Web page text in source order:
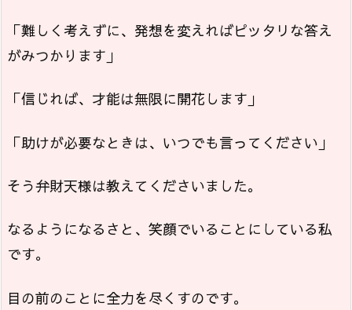
「難しく考えずに、発想を変えればピッタリな答え
がみつかります」
「信じれば、才能は無限に開花します」
「助けが必要なときは、いつでも言ってください」
そう弁財天様は教えてくださいました。
なるようになるさと、笑顔でいることにしている私
です。
目の前のことに全力を尽くすのです。